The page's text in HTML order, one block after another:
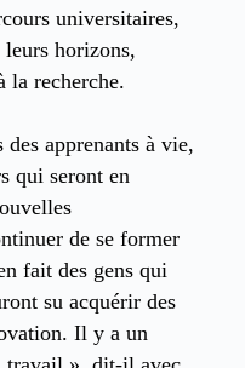
universitaires,
horizons,
la recherche.
apprenants à vie,
qui seront en
de se former
fait des gens qui
su acquérir des
Il y a un